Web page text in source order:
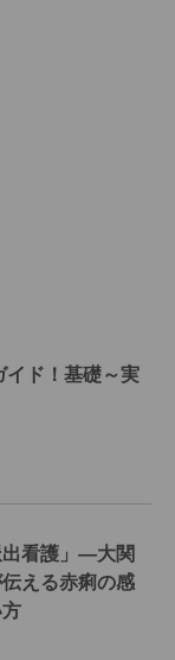
イド！基礎～実
出看護」―大関
える赤痢の感